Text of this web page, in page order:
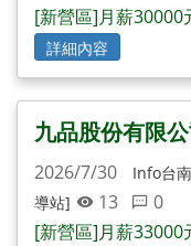
[新營區]月薪30000
詳細內容
九品股份有限
2026/7/30 Info台南
導站]
13
0
[新營區]月薪33000